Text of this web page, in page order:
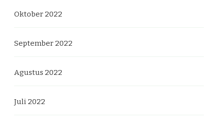
Oktober 2022
September 2022
Agustus 2022
Juli 2022